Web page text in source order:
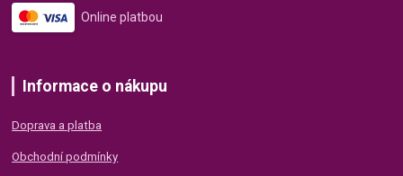
Online platbou
Informace o nákupu
Doprava a platba
Obchodní podmínky